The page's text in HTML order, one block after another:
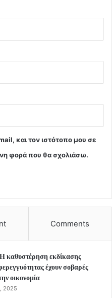
και τον ιστότοπο μου σε
φορά που θα σχολιάσω.
Comments
καθυστέρηση εκδίκασης
έχουν σοβαρές
οικονομία
2025